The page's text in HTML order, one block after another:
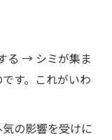
る → シミが集ま
す。これがいわ
の影響を受けに